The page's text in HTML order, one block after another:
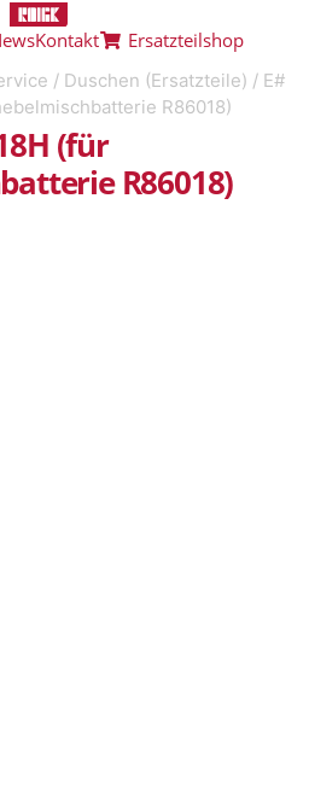
Kontakt Ersatzteilshop
/ Duschen (Ersatzteile) / E#
R86018)
(für
R86018)